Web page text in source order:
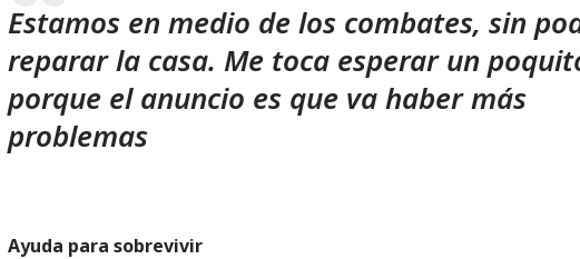
Estamos en medio de los combates, sin
reparar la casa. Me toca esperar un
porque el anuncio es que va haber más
problemas
Ayuda para sobrevivir